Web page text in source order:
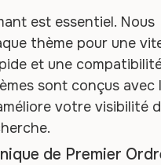
est essentiel. Nous
thème pour une
et une
sont conçus avec
votre visibilité
de Premier